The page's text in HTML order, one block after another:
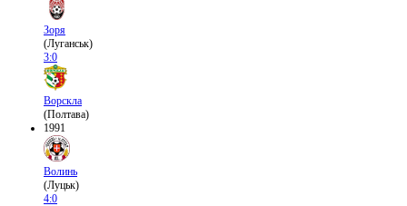
Зоря
(Луганськ)
3:0
Ворскла
(Полтава)
1991
Волинь
(Луцьк)
4:0